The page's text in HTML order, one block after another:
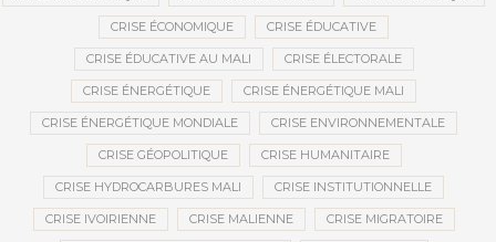
CRISE ÉCONOMIQUE CRISE ÉDUCATIVE
CRISE ÉDUCATIVE AU MALI CRISE ÉLECTORALE
CRISE ÉNERGÉTIQUE CRISE ÉNERGÉTIQUE MALI
CRISE ÉNERGÉTIQUE MONDIALE CRISE ENVIRONNEMENTALE
CRISE GÉOPOLITIQUE CRISE HUMANITAIRE
CRISE HYDROCARBURES MALI CRISE INSTITUTIONNELLE
CRISE IVOIRIENNE CRISE MALIENNE CRISE MIGRATOIRE